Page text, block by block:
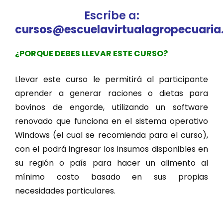
Escribe a:
¿PORQUE DEBES LLEVAR ESTE CURSO?
Llevar este curso le permitirá al participante
aprender a generar raciones o dietas para
bovinos de engorde, utilizando un software
renovado que funciona en el sistema operativo
Windows (el cual se recomienda para el curso),
con el podrá ingresar los insumos disponibles en
su región o país para hacer un alimento al
mínimo costo basado en sus propias
necesidades particulares.